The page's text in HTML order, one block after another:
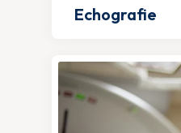
Echografie